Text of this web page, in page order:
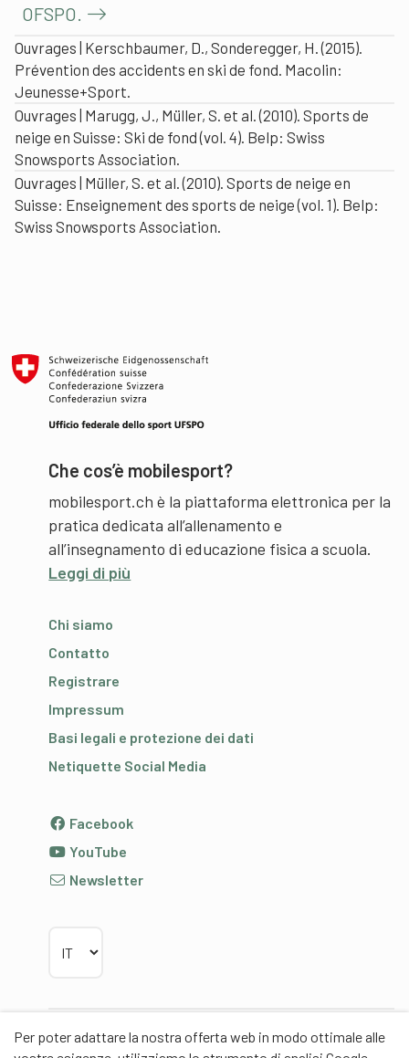
Per poter adattare la nostra offerta web in modo ottimale alle
OFSPO.
Ouvrages | Kerschbaumer, D., Sonderegger, H. (2015).
Prévention des accidents en ski de fond. Macolin:
Jeunesse+Sport.
Ouvrages | Marugg, J., Müller, S. et al. (2010). Sports de
neige en Suisse: Ski de fond (vol. 4). Belp: Swiss
Snowsports Association.
Ouvrages | Müller, S. et al. (2010). Sports de neige en
Suisse: Enseignement des sports de neige (vol. 1). Belp:
Swiss Snowsports Association.
Che cos’è mobilesport?
mobilesport.ch è la piattaforma elettronica per la
pratica dedicata all’allenamento e
all’insegnamento di educazione fisica a scuola.
Leggi di più
Chi siamo
Contatto
Registrare
Impressum
Basi legali e protezione dei dati
Netiquette Social Media
Facebook
YouTube
Newsletter
Partner